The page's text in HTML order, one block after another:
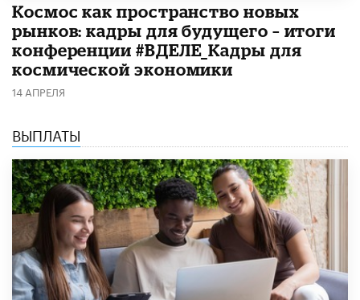
Космос как пространство новых
рынков: кадры для будущего – итоги
конференции #ВДЕЛЕ_Кадры для
космической экономики
14 АПРЕЛЯ
ВЫПЛАТЫ